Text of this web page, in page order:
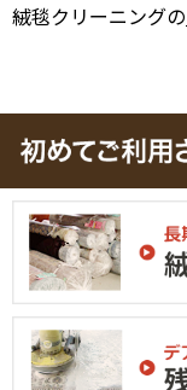
絨毯クリーニングの